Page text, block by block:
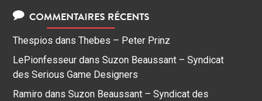
COMMENTAIRES RÉCENTS
Thespios dans Thebes – Peter Prinz
LePionfesseur dans Suzon Beaussant – Syndicat
des Serious Game Designers
Ramiro dans Suzon Beaussant – Syndicat des